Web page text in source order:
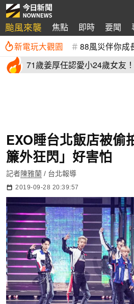
颱風來襲 焦點 即時 要聞
新電玩大觀園 88風災伴你成
71歲姜厚任認愛小24歲女友
EXO睡台北飯店被
簾外狂閃」好害怕
記者陳雅蘭 / 台北報導
2019-09-28 20:39:57